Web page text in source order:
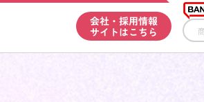
会社・採用情報
サイトはこちら